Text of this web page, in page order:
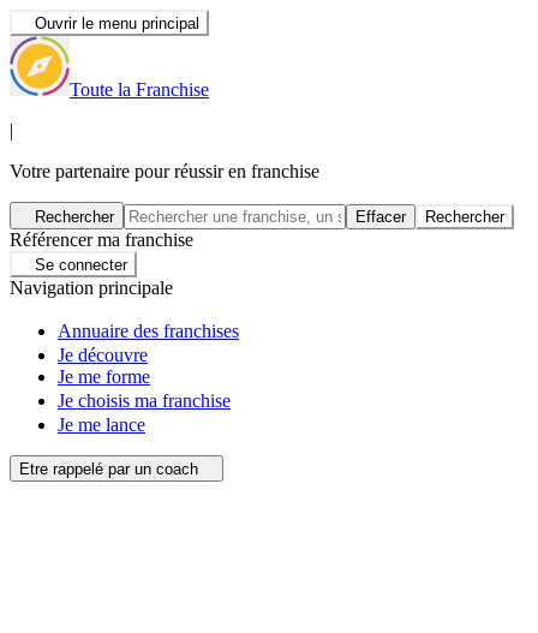
Ouvrir le menu principal
Toute la Franchise
|
Votre partenaire pour réussir en franchise
Rechercher Effacer Rechercher
Référencer ma franchise
Se connecter
Navigation principale
Annuaire des franchises
Je découvre
Je me forme
Je choisis ma franchise
Je me lance
Etre rappelé par un coach